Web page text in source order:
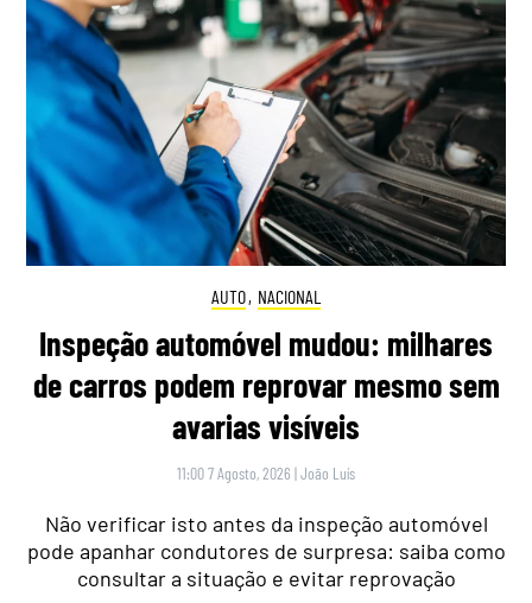
AUTO, NACIONAL
Inspeção automóvel mudou: milhares
de carros podem reprovar mesmo sem
avarias visíveis
11:00 7 Agosto, 2026 |João Luís
Não verificar isto antes da inspeção automóvel
pode apanhar condutores de surpresa: saiba como
consultar a situação e evitar reprovação